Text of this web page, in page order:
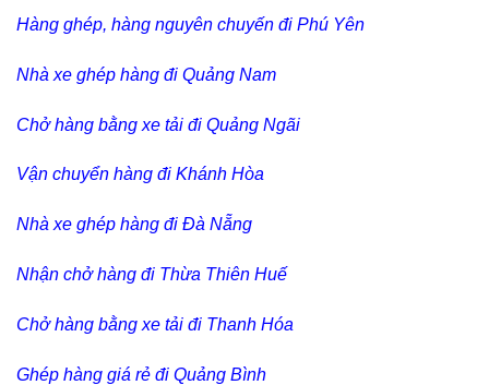
Hàng ghép, hàng nguyên chuyến đi Phú Yên
Nhà xe ghép hàng đi Quảng Nam
Chở hàng bằng xe tải đi Quảng Ngãi
Vận chuyển hàng đi Khánh Hòa
Nhà xe ghép hàng đi Đà Nẵng
Nhận chở hàng đi Thừa Thiên Huế
Chở hàng bằng xe tải đi Thanh Hóa
Ghép hàng giá rẻ đi Quảng Bình